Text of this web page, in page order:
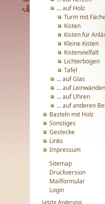
... auf Holz
Turm mit
Kisten
Kisten für
Kleine Kisten
Kistenvielfalt
Lichterbögen
Tafel
... auf Glas
... auf Leinwänden
... auf Uhren
... auf anderen
Basteln mit Holz
Sonstiges
Gestecke
Links
Impressum
Sitemap
Druckversion
Mailformular
Login
Letzte Änderung: